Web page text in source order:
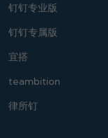
钉钉专业版
钉钉专属版
宜搭
teambition
律所钉